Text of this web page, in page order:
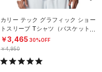
カリー テック グラフィック ショー
トスリーブ Tシャツ（バスケットボ
ール/MEN）
￥3,465 30%OFF
￥4,950